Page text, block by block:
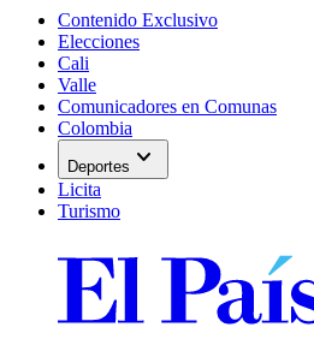
Contenido Exclusivo
Elecciones
Cali
Valle
Comunicadores en Comunas
Colombia
Deportes expand_more
Licita
Turismo